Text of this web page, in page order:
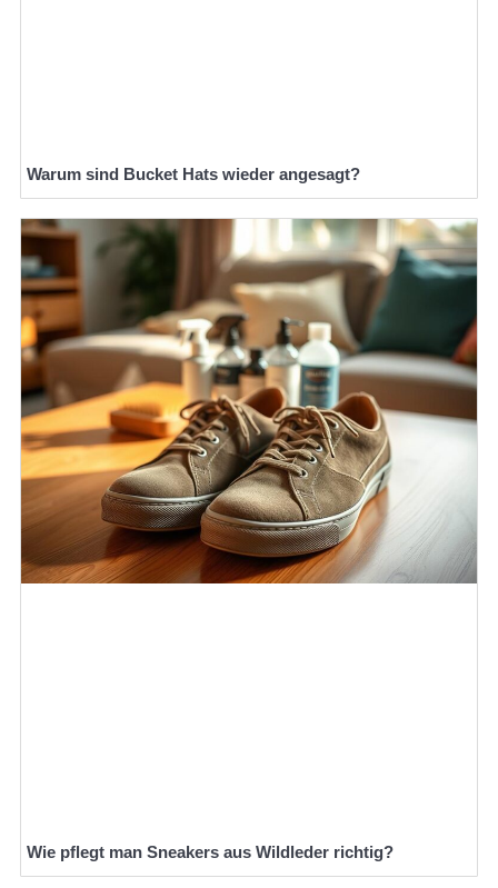
Warum sind Bucket Hats wieder angesagt?
Wie pflegt man Sneakers aus Wildleder richtig?